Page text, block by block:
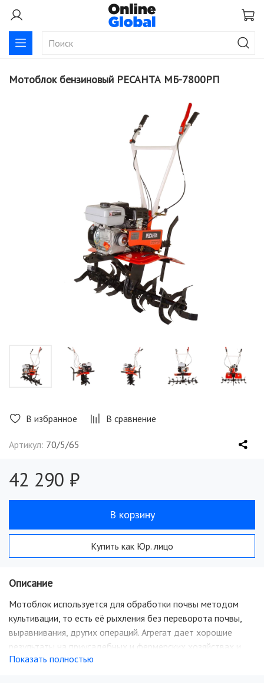
Мотоблок бензиновый РЕСАНТА МБ-7800РП
В избранное В сравнение
Артикул: 70/5/65
Описание
Мотоблок используется для обработки почвы методом
культивации, то есть её рыхления без переворота почвы,
выравнивания, других операций. Агрегат дает хорошие
результаты на приусадебных и фермерских хозяйствах и
дачных участках, на ограниченных территориях,
Показать полностью
42 290 ₽
В корзину
Купить как Юр. лицо